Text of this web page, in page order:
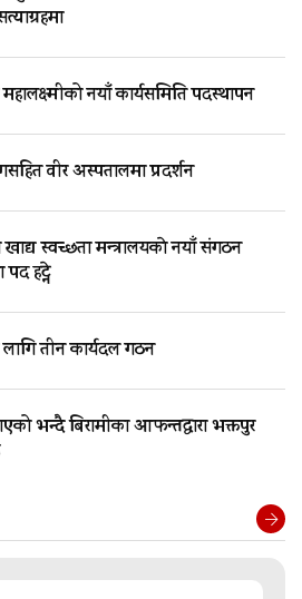
नयाँ कार्यसमिति पदस्थापन
वीर अस्पतालमा प्रदर्शन
स्वच्छता मन्त्रालयकाे नयाँ संगठन
हट्ने
लागि तीन कार्यदल गठन
भन्दै बिरामीका आफन्तद्वारा भक्तपुर